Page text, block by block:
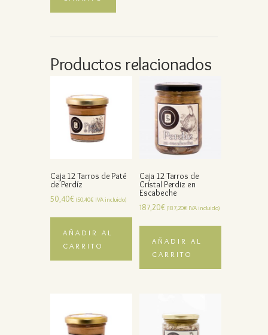
Productos relacionados
Caja 12 Tarros de Paté
de Perdíz
50,40€ (50,40€ IVA incluido)
AÑADIR AL
CARRITO
Caja 12 Tarros de
Cristal Perdiz en
Escabeche
187,20€ (187,20€ IVA incluido)
AÑADIR AL
CARRITO